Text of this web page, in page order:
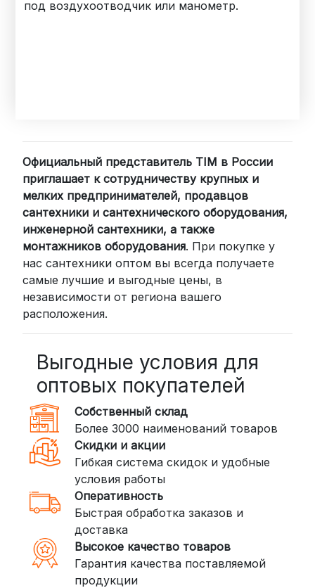
под воздухоотводчик или манометр.
Официальный представитель TIM в России
приглашает к сотрудничеству крупных и
мелких предпринимателей, продавцов
сантехники и сантехнического оборудования,
инженерной сантехники, а также
монтажников оборудования. При покупке у
нас сантехники оптом вы всегда получаете
самые лучшие и выгодные цены, в
независимости от региона вашего
расположения.
Выгодные условия для
оптовых покупателей
Собственный склад
Более 3000 наименований товаров
Скидки и акции
Гибкая система скидок и удобные
условия работы
Оперативность
Быстрая обработка заказов и
доставка
Высокое качество товаров
Гарантия качества поставляемой
продукции